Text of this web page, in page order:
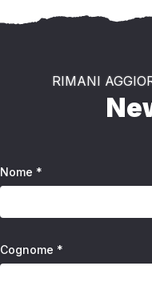
RIMANI
Nome *
Cognome *